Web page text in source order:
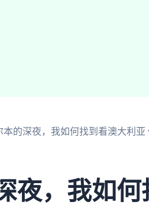
本的深夜，我如何找到看澳大利
夜，我如何